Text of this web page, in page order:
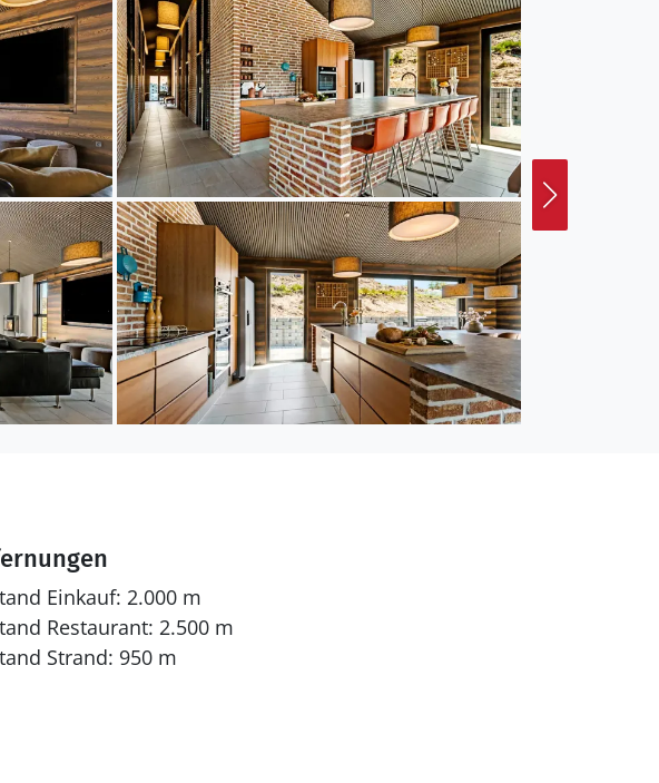
Zeit bei einer Partie
Sie die Ruhe und die Natur um
Einkauf: 2.000 m
Restaurant: 2.500 m
Strand: 950 m